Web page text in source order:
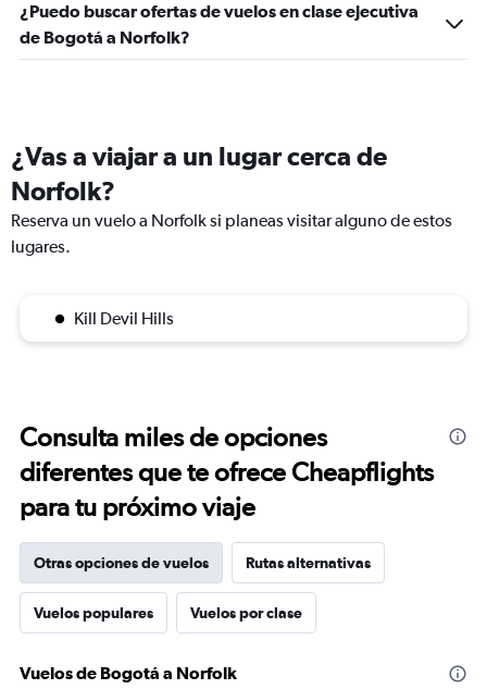
¿Puedo buscar ofertas de vuelos en clase ejecutiva
de Bogotá a Norfolk?
¿Vas a viajar a un lugar cerca de
Norfolk?
Reserva un vuelo a Norfolk si planeas visitar alguno de estos
lugares.
Kill Devil Hills
Consulta miles de opciones
diferentes que te ofrece Cheapflights
para tu próximo viaje
Otras opciones de vuelos Rutas alternativas
Vuelos populares Vuelos por clase
Vuelos de Bogotá a Norfolk